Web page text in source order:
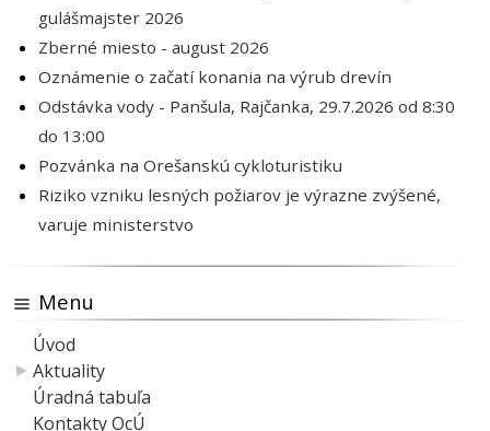
gulášmajster 2026
Zberné miesto - august 2026
Oznámenie o začatí konania na výrub drevín
Odstávka vody - Panšula, Rajčanka, 29.7.2026 od 8:30
do 13:00
Pozvánka na Orešanskú cykloturistiku
Riziko vzniku lesných požiarov je výrazne zvýšené,
varuje ministerstvo
Menu
Úvod
Aktuality
Úradná tabuľa
Kontakty OcÚ